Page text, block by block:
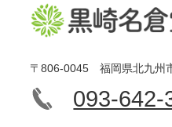
〒806-0045 福岡県北九州
093-642-